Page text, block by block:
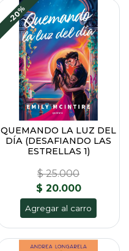
-20%
QUEMANDO LA LUZ DEL
DÍA (DESAFIANDO LAS
ESTRELLAS 1)
$ 25.000
$ 20.000
Agregar al carro